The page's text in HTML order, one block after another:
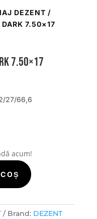
DEZENT /
7.50×17
7.50×17
27/66,6
acum!
Brand: DEZENT